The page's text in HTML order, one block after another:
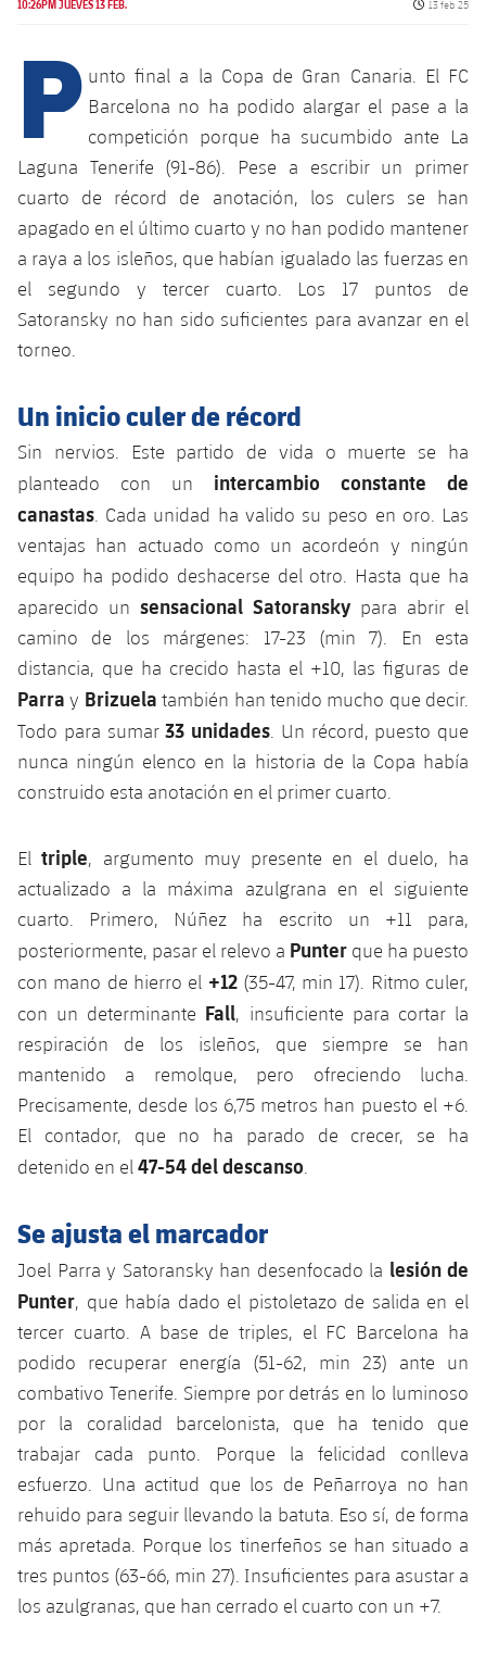
plusicon
más
Instalaciones
Spotify Camp Nou
Estadi Johan Cruyff
Barça Cafe
Ciutat Esportiva
La Masia
Servicios Médicos
Accesibilidad
plusicon
más
Acreditaciones
Instalaciones
SUB12
SUB11 A
SUB11 B
SUB10 A
SUB10 B
SUB9 B
SUB8 A
SUB12 C
SUB11 C
Gameday Shows
Resultados
Clasificación
Fotos
Base
Barça Atlètic
Junior
Cadete A
Cadete B
Infantil A
Infantil B
Campus Verano
PLUSICON
MÁS
plusicon
más
Actualidad
Calendario
Entradas
Jugadores
Fotos
Palmarés
Barça Atlètic
plusicon
más
Actualidad
Calendario
Clasificaciones
Jugadores
Fotos
plusicon
más
Actualidad
Cadete A
Cadete B
Infantil A
Infantil B
PLUSICON
MÁS
Actualidad
Calendario
Entradas
Resultados
Clasificaciones
Jugadors
Palmarés
Historia
Barça Atlètic
plusicon
más
Actualidad
Calendario
Resultados
Jugadores
Clasificaciones
Base
plusicon
más
Actualidad
Juvenil
Cadete
Infantil
Alevín
Campus Verano
PLUSICON
MÁS
Primer equipo
plusicon
más
Actualidad
Calendario
Resultados
Clasificaciones
Jugadores
Fotos
Palmarés
plusicon
más
Actualidad
Resultados
Clasificaciones
Base
plusicon
más
Barça C
Junior
Infantil
Alevín
PLUSICON
MÁS
Información general
plusicon
más
Noticias
Atletismo
plusicon
más
Actualidad
Femenino
Agenda
Baloncesto en silla de ruedas
plusicon
más
Actualidad
Calendario
Resultados
Clasificaciones
Hockey sobre hielo
plusicon
más
Jugadores
Calendario
Clasificaciones
Noticias
Hockey Hierba Masculino
Hockey Hierba Femenino
plusicon
más
Actualidad
Plantilla
Agenda
Escuela de Patinaje
Rugby
plusicon
Actualidad
Jugadores
Calendario
Resultados
Voleibol
Noticias
Voleibol masculino
Voleibol femenino
Apúntate a las amateurs
Apúntate a las amateurs
Carnet de las Secciones Amateurs
PLUSICON
MÁS
League of Legends
10:26PM JUEVES 13 FEB.
Fecha de
13 feb 25
P unto final a la Copa de Gran Canaria. El FC
Barcelona no ha podido alargar el pase a la
competición porque ha sucumbido ante La
Laguna Tenerife (91-86). Pese a escribir un primer
cuarto de récord de anotación, los culers se han
apagado en el último cuarto y no han podido mantener
a raya a los isleños, que habían igualado las fuerzas en
el segundo y tercer cuarto. Los 17 puntos de
Satoransky no han sido suficientes para avanzar en el
torneo.
Un inicio culer de récord
Sin nervios. Este partido de vida o muerte se ha
planteado con un intercambio constante de
canastas . Cada unidad ha valido su peso en oro. Las
ventajas han actuado como un acordeón y ningún
equipo ha podido deshacerse del otro. Hasta que ha
aparecido un sensacional Satoransky para abrir el
camino de los márgenes: 17-23 (min 7). En esta
distancia, que ha crecido hasta el +10, las figuras de
Parray Brizuelatambién han tenido mucho que decir.
Todo para sumar33 unidades . Un récord, puesto que
nunca ningún elenco en la historia de la Copa había
construido esta anotación en el primer cuarto.
Eltriple, argumento muy presente en el duelo, ha
actualizado a la máxima azulgrana en el siguiente
cuarto. Primero, Núñez ha escrito un +11 para,
posteriormente, pasar el relevo a Punter que ha puesto
con mano de hierro el +12(35-47, min 17). Ritmo culer,
con un determinante Fall, insuficiente para cortar la
respiración de los isleños, que siempre se han
mantenido a remolque, pero ofreciendo lucha.
Precisamente, desde los 6,75 metros han puesto el +6.
El contador, que no ha parado de crecer, se ha
detenido en el 47-54 del descanso
Se ajusta el marcador
Joel Parra y Satoransky han desenfocado la lesión de
Punter, que había dado el pistoletazo de salida en el
tercer cuarto. A base de triples, el FC Barcelona ha
podido recuperar energía (51-62, min 23) ante un
combativo Tenerife. Siempre por detrás en lo luminoso
por la coralidad barcelonista, que ha tenido que
trabajar cada punto. Porque la felicidad conlleva
esfuerzo. Una actitud que los de Peñarroya no han
rehuido para seguir llevando la batuta. Eso sí, de forma
más apretada. Porque los tinerfeños se han situado a
tres puntos (63-66, min 27). Insuficientes para asustar a
los azulgranas, que han cerrado el cuarto con un +7.